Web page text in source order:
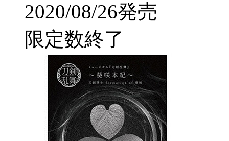
2020/08/26発売
限定数終了